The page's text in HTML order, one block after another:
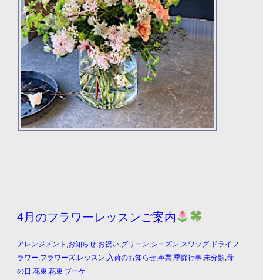
4月のフラワーレッスンご案内
アレンジメント ,お知らせ,お祝い,グリーン,シーズン,スワッグ,ドライフ
ラワー,フラワーズ,レッスン,入荷のお知らせ,卒業,季節行事,未分類,母
の日 ,花束,花束 ブーケ